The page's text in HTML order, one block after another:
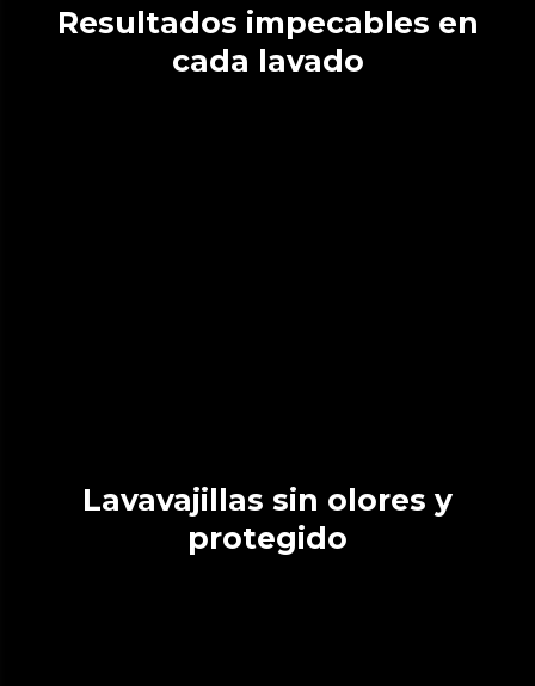
Resultados impecables en
cada lavado
Lavavajillas sin olores y
protegido